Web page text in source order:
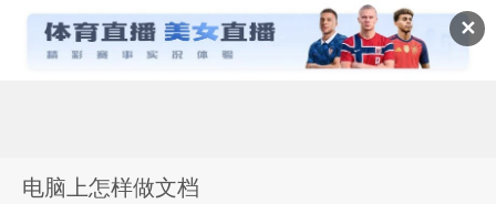
✕
电脑上怎样做文档